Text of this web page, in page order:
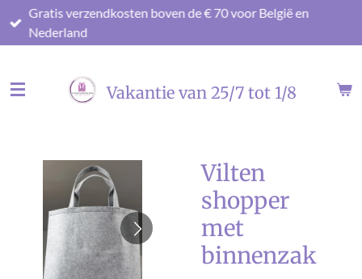
Ga
direct
hoofdinhoud
Gratis verzendkosten boven de € 70 voor België en
Nederland
Vakantie van 25/7 tot 1/8
Vilten
shopper
met
binnenzak